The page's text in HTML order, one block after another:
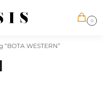
0
WESTERN”